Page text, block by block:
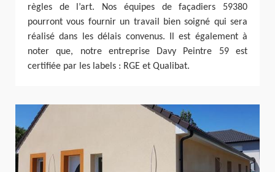
règles de l’art. Nos équipes de façadiers 59380
pourront vous fournir un travail bien soigné qui sera
réalisé dans les délais convenus. Il est également à
noter que, notre entreprise Davy Peintre 59 est
certifiée par les labels : RGE et Qualibat.